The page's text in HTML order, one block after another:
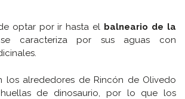
optar por ir hasta el balneario de la
caracteriza por sus aguas con
los alrededores de Rincón de Olivedo
de dinosaurio, por lo que los